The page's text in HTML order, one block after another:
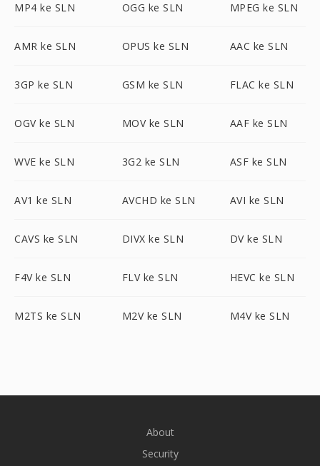
MP4 ke SLN OGG ke SLN MPEG ke SLN
AMR ke SLN OPUS ke SLN AAC ke SLN
3GP ke SLN GSM ke SLN FLAC ke SLN
OGV ke SLN MOV ke SLN AAF ke SLN
WVE ke SLN 3G2 ke SLN ASF ke SLN
AV1 ke SLN AVCHD ke SLN AVI ke SLN
CAVS ke SLN DIVX ke SLN DV ke SLN
F4V ke SLN FLV ke SLN HEVC ke SLN
M2TS ke SLN M2V ke SLN M4V ke SLN
About
Security